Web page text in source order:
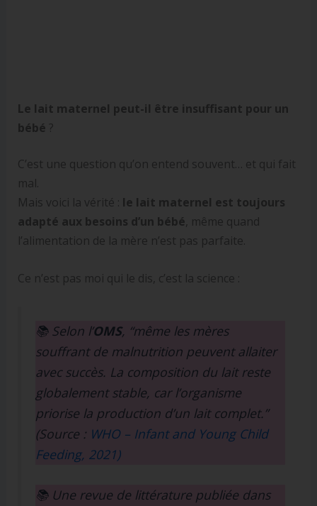
Le lait maternel peut-il être insuffisant pour un
bébé ?
C’est une question qu’on entend souvent… et qui fait
mal.
Mais voici la vérité : le lait maternel est toujours
adapté aux besoins d’un bébé , même quand
l’alimentation de la mère n’est pas parfaite.
Ce n’est pas moi qui le dis, c’est la science :
📚 Selon l’OMS, “même les mères
souffrant de malnutrition peuvent allaiter
avec succès. La composition du lait reste
globalement stable, car l’organisme
priorise la production d’un lait complet.”
(Source : WHO – Infant and Young Child
Feeding, 2021)
📚 Une revue de littérature publiée dans